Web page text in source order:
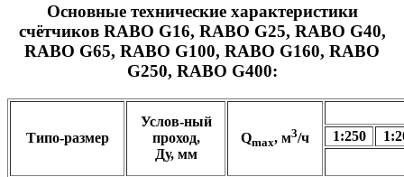
Основные технические характеристики
счётчиков RABO G16, RABO G25, RABO G40,
RABO G65, RABO G100, RABO G160, RABO
G250, RABO G400:
Типо-размер
Услов-ный
проход,
Ду, мм
Qmax, м3/ч 1:250